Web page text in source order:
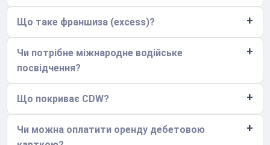
Що таке франшиза (excess)?
Чи потрібне міжнародне водійське
посвідчення?
Що покриває CDW?
Чи можна оплатити оренду дебетовою